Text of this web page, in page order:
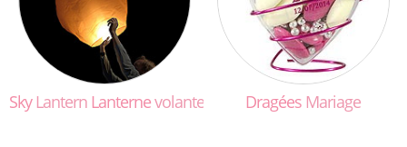
SkyLantern Lanternevolante Dragées Mariage